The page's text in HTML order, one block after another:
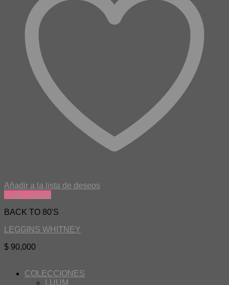
Añadir a la lista de deseos
Vista Rápida
BACK TO 80'S
LEGGINS WHITNEY
$ 90,000
COLECCIONES
LUUM